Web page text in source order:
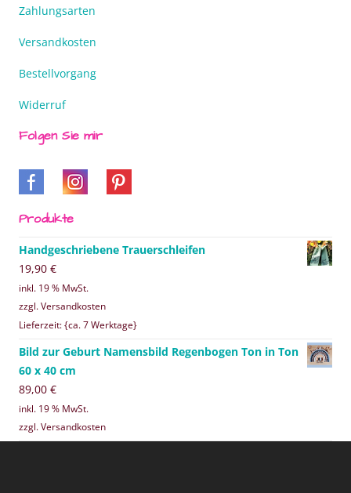
Zahlungsarten
Versandkosten
Bestellvorgang
Widerruf
Folgen Sie mir
Produkte
Handgeschriebene Trauerschleifen
19,90 €
inkl. 19 % MwSt.
zzgl. Versandkosten
Lieferzeit: {ca. 7 Werktage}
Bild zur Geburt Namensbild Regenbogen Ton in Ton
60 x 40 cm
89,00 €
inkl. 19 % MwSt.
zzgl. Versandkosten